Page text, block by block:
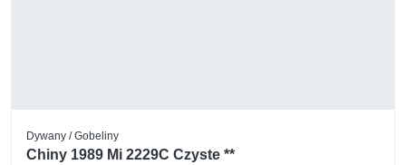
Dywany / Gobeliny
Chiny 1989 Mi 2229C Czyste **